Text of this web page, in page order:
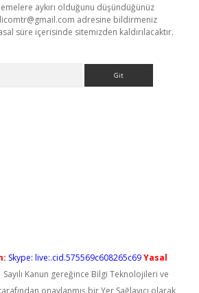
aykırı olduğunu düşündüğünüz
adresine bildirmeniz
süre içerisinde sitemizden kaldırılacaktır.
Skype: live:.cid.575569c608265c69Yasal
Sayılı Kanun gereğince Bilgi Teknolojileri ve
onaylanmış bir Yer Sağlayıcı olarak